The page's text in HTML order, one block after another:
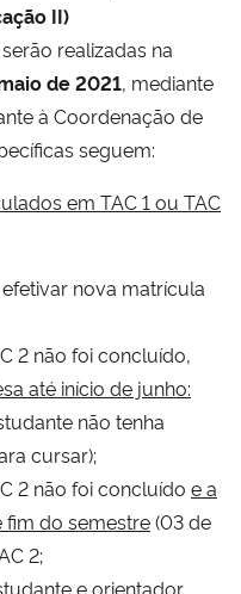
II)
realizadas na
de 2021, mediante
à Coordenação de
seguem:
em TAC 1 ou TAC
nova matrícula
2 não foi concluído,
até início de junho:
não tenha
cursar);
2 não foi concluído e a
fim do semestre(03 de
2;
e orientador